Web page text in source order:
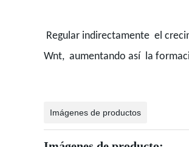
Regular indirectamente el
Wnt, aumentando así la
Imágenes de productos